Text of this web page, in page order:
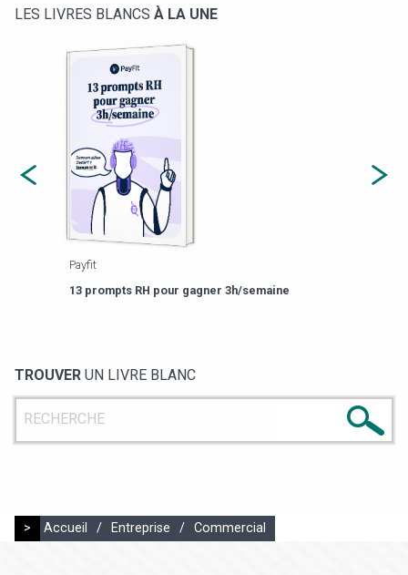
LES LIVRES BLANCS À LA UNE
Payfit
13 prompts RH pour gagner 3h/semaine
TROUVER UN LIVRE BLANC
> Accueil / Entreprise / Commercial